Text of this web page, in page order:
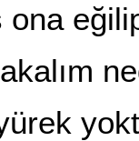
eğilip